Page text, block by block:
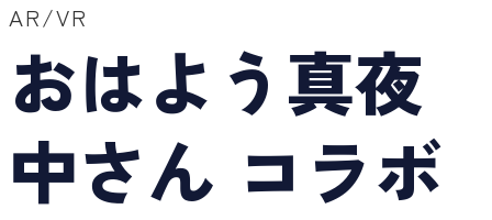
AR/VR
おはよう真夜
中さん コラボ